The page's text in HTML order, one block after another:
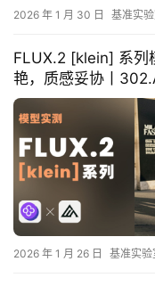
2026 年 1 月 30 日 基准实
FLUX.2 [klein] 系列
艳，质感妥协丨
2026 年 1 月 26 日 基准实验